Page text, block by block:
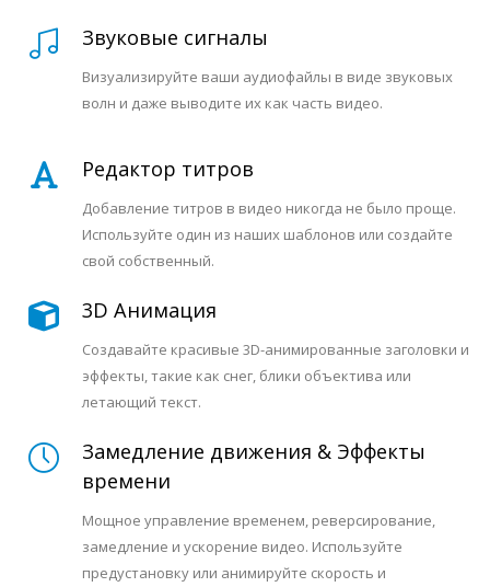
Звуковые сигналы
Визуализируйте ваши аудиофайлы в виде звуковых
волн и даже выводите их как часть видео.
Редактор титров
Добавление титров в видео никогда не было проще.
Используйте один из наших шаблонов или создайте
свой собственный.
3D Анимация
Создавайте красивые 3D-анимированные заголовки и
эффекты, такие как снег, блики объектива или
летающий текст.
Замедление движения & Эффекты
времени
Мощное управление временем, реверсирование,
замедление и ускорение видео. Используйте
предустановку или анимируйте скорость и